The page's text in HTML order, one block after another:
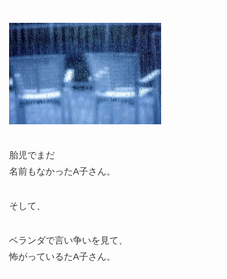
胎児でまだ
名前もなかったA子さん。
そして、
ベランダで言い争いを見て、
怖がっているたA子さん。